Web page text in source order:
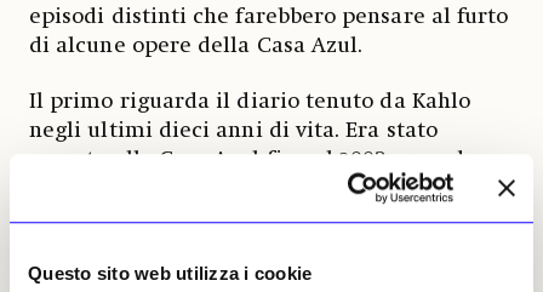
Questo sito web utilizza i cookie
episodi distinti che farebbero pensare al furto
di alcune opere della Casa Azul.
Il primo riguarda il diario tenuto da Kahlo
negli ultimi dieci anni di vita. Era stato
esposto alla Casa Azul fino al 2003, quando,
secondo Trujillo Soto, Phillips Olmedo lo
avrebbe rimosso dalla sua teca e riposto in
Nel 2009 il museo acquistò nuove attrezzature